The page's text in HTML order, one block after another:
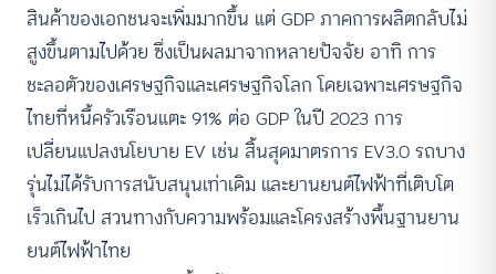
สินค้าของเอกชนจะเพิ่มมากขึ้น แต่ GDP ภาคการผลิตกลับไม่
สูงขึ้นตามไปด้วย ซึ่งเป็นผลมาจากหลายปัจจัย อาทิ การ
ชะลอตัวของเศรษฐกิจและเศรษฐกิจโลก โดยเฉพาะเศรษฐกิจ
ไทยที่หนี้ครัวเรือนแตะ 91% ต่อ GDP ในปี 2023 การ
เปลี่ยนแปลงนโยบาย EV เช่น สิ้นสุดมาตรการ EV3.0 รถบาง
รุ่นไม่ได้รับการสนับสนุนเท่าเดิม และยานยนต์ไฟฟ้าที่เติบโต
เร็วเกินไป สวนทางกับความพร้อมและโครงสร้างพื้นฐานยาน
ยนต์ไฟฟ้าไทย